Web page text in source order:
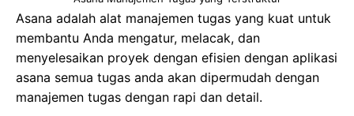
Asana adalah alat manajemen tugas yang kuat untuk
membantu Anda mengatur, melacak, dan
menyelesaikan proyek dengan efisien dengan aplikasi
asana semua tugas anda akan dipermudah dengan
manajemen tugas dengan rapi dan detail.